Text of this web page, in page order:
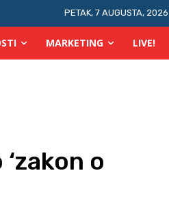
PETAK, 7 AUGUSTA, 2026
MARKETING LIVE!
o